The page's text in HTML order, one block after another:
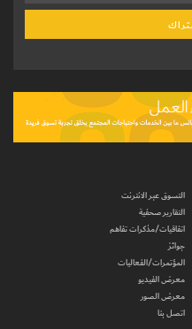
التسوق عبر الانترنت
التقارير صحفية
اتفاقيات/مذكرات تفاهم
جوائز
المؤتمرات/الفعاليات
معرض الفيديو
معرض الصور
اتصل بنا